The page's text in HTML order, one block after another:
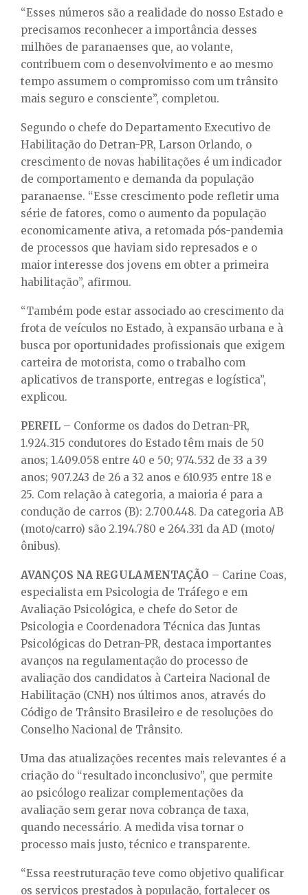
“Esses números são a realidade do nosso Estado e
precisamos reconhecer a importância desses
milhões de paranaenses que, ao volante,
contribuem com o desenvolvimento e ao mesmo
tempo assumem o compromisso com um trânsito
mais seguro e consciente”, completou.
Segundo o chefe do Departamento Executivo de
Habilitação do Detran-PR, Larson Orlando, o
crescimento de novas habilitações é um indicador
de comportamento e demanda da população
paranaense. “Esse crescimento pode refletir uma
série de fatores, como o aumento da população
economicamente ativa, a retomada pós-pandemia
de processos que haviam sido represados e o
maior interesse dos jovens em obter a primeira
habilitação”, afirmou.
“Também pode estar associado ao crescimento da
frota de veículos no Estado, à expansão urbana e à
busca por oportunidades profissionais que exigem
carteira de motorista, como o trabalho com
aplicativos de transporte, entregas e logística”,
explicou.
PERFIL – Conforme os dados do Detran-PR,
1.924.315 condutores do Estado têm mais de 50
anos; 1.409.058 entre 40 e 50; 974.532 de 33 a 39
anos; 907.243 de 26 a 32 anos e 610.935 entre 18 e
25. Com relação à categoria, a maioria é para a
condução de carros (B): 2.700.448. Da categoria AB
(moto/carro) são 2.194.780 e 264.331 da AD (moto/
ônibus).
AVANÇOS NA REGULAMENTAÇÃO – Carine Coas,
especialista em Psicologia de Tráfego e em
Avaliação Psicológica, e chefe do Setor de
Psicologia e Coordenadora Técnica das Juntas
Psicológicas do Detran-PR, destaca importantes
avanços na regulamentação do processo de
avaliação dos candidatos à Carteira Nacional de
Habilitação (CNH) nos últimos anos, através do
Código de Trânsito Brasileiro e de resoluções do
Conselho Nacional de Trânsito.
Uma das atualizações recentes mais relevantes é a
criação do “resultado inconclusivo”, que permite
ao psicólogo realizar complementações da
avaliação sem gerar nova cobrança de taxa,
quando necessário. A medida visa tornar o
processo mais justo, técnico e transparente.
“Essa reestruturação teve como objetivo qualificar
os serviços prestados à população, fortalecer os